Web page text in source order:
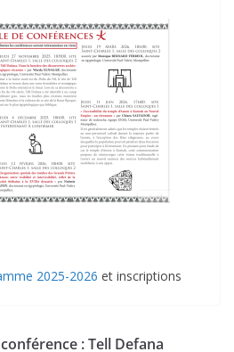
2025-2026 et inscriptions
: Tell Defana